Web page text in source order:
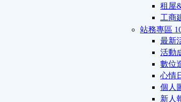
租屋
工商
站務專區
最新
活動
數位
心情
個人
新人